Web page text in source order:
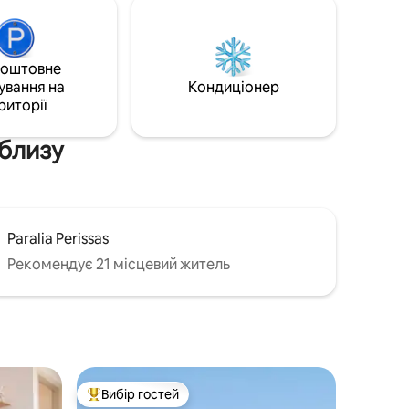
щоденним прибиранням,
відпочиваючи біля власного басейну та
насолоджуючись видом на захід сонця.
на
Кондиціонер
Paralia Perissas
Рекомендує 21 місцевий житель
Топ вибір гостей
Вибір гостей